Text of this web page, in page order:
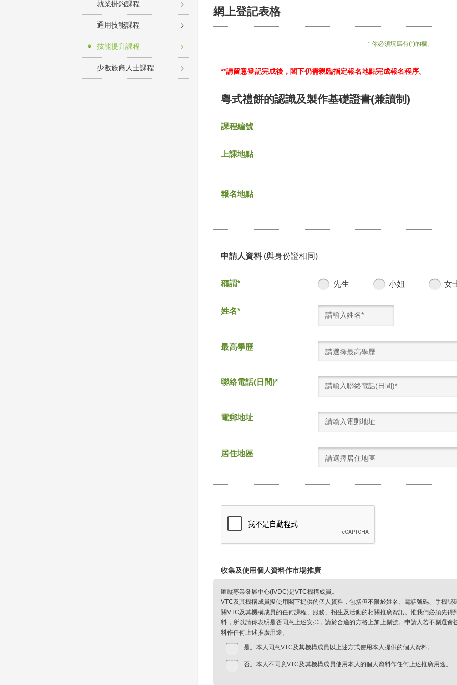
就業掛鈎課程
通用技能課程
技能提升課程
少數族裔人士課程
網上登記表格
* 你必須填寫有(*)的欄。
**請留意登記完成後，閣下仍需親臨指定報名地點完成報名程序。
粵式禮餅的認識及製作基礎證書(兼讀制)
課程編號
上課地點
報名地點
申請人資料 (與身份證相同)
稱謂* 先生 小姐 女
姓名*
最高學歷
請選擇最高學歷
聯絡電話(日間)*
電郵地址
居住地區
請選擇居住地區
收集及使用個人資料作市場推廣
匯縱專業發展中心(IVDC)是VTC機構成員。
VTC及其機構成員擬使用閣下提供的個人資料，包括但不限於姓名、電話號碼、手機
關VTC及其機構成員的任何課程、服務、招生及活動的相關推廣資訊。惟我們必須先
料，所以請你表明是否同意上述安排，請於合適的方格上加上剔號。申請人若不剔選
料作任何上述推廣用途。
是。本人同意VTC及其機構成員以上述方式使用本人提供的個人資料。
否。本人不同意VTC及其機構成員使用本人的個人資料作任何上述推廣用途。